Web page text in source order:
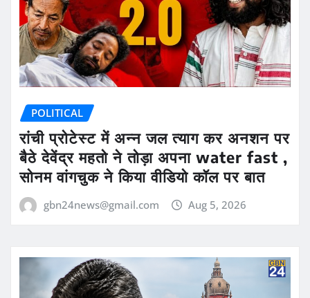
POLITICAL
रांची प्रोटेस्ट में अन्न जल त्याग कर अनशन पर
बैठे देवेंद्र महतो ने तोड़ा अपना water fast ,
सोनम वांगचुक ने किया वीडियो कॉल पर बात
gbn24news@gmail.com Aug 5, 2026